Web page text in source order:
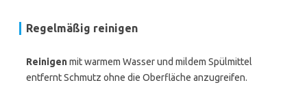
Regelmäßig reinigen
Reinigenmit warmem Wasser und mildem Spülmittel
entfernt Schmutz ohne die Oberfläche anzugreifen.